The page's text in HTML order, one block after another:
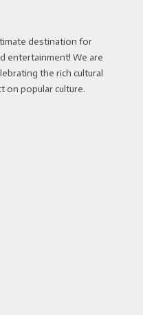
destination for
entertainment! We are
the rich cultural
on popular culture.